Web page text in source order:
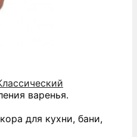
варенья.
для кухни, бани,